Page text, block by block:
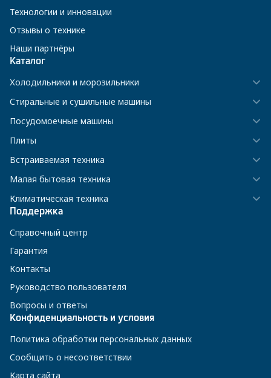
Технологии и инновации
Отзывы о технике
Наши партнёры
Каталог
Холодильники и морозильники
Стиральные и сушильные машины
Посудомоечные машины
Плиты
Встраиваемая техника
Малая бытовая техника
Климатическая техника
Поддержка
Справочный центр
Гарантия
Контакты
Руководство пользователя
Вопросы и ответы
Конфиденциальность и условия
Политика обработки персональных данных
Сообщить о несоответствии
Карта сайта